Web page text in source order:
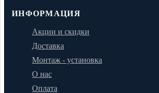
ИНФОРМАЦИЯ
Акции и скидки
Доставка
Монтаж - установка
О нас
Оплата